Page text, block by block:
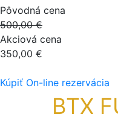
Pôvodná cena
500,00 €
Akciová cena
350,00 €
Kúpiť On-line rezervácia
BTX